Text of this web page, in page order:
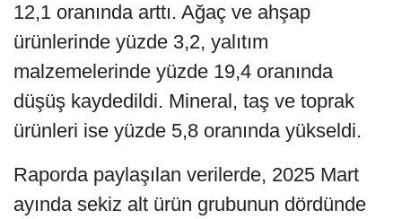
12,1 oranında arttı. Ağaç ve ahşap
ürünlerinde yüzde 3,2, yalıtım
malzemelerinde yüzde 19,4 oranında
düşüş kaydedildi. Mineral, taş ve toprak
ürünleri ise yüzde 5,8 oranında yükseldi.
Raporda paylaşılan verilerde, 2025 Mart
ayında sekiz alt ürün grubunun dördünde